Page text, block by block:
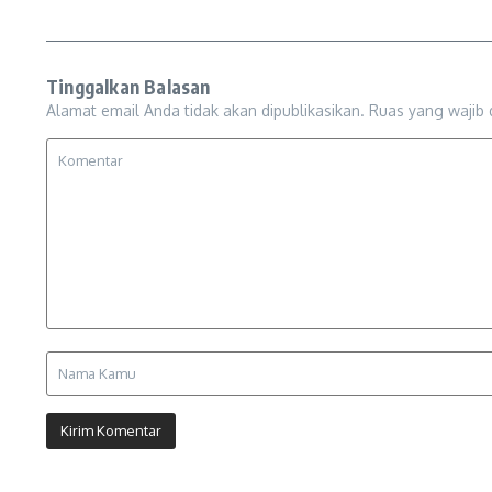
Tinggalkan Balasan
Alamat email Anda tidak akan dipublikasikan. Ruas yang wajib